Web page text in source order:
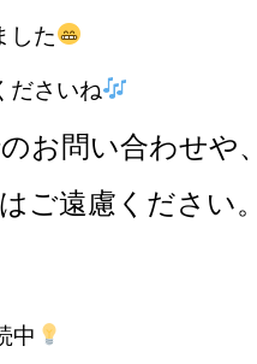
した
ださいね
お問い合わせや、
ご遠慮ください。
中